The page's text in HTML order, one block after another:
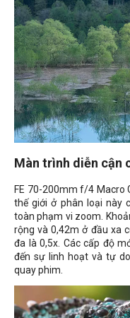
Màn trình diễn cận
FE 70-200mm f/4 Macro
thế giới ở phân loại này
toàn phạm vi zoom.
rộng và 0,42m ở đầu xa
đa là 0,5x. Các cấp độ
đến sự linh hoạt và tự
quay phim.